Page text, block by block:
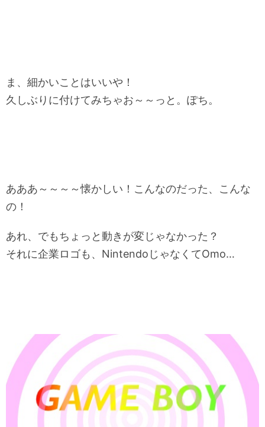
ま、細かいことはいいや！
久しぶりに付けてみちゃお～～っと。ぽち。
あああ～～～～懐かしい！こんなのだった、こんな
の！
あれ、でもちょっと動きが変じゃなかった？
それに企業ロゴも、NintendoじゃなくてOmo…